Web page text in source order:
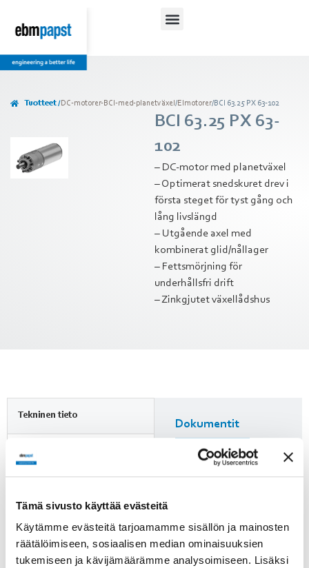
Tämä sivusto käyttää evästeitä
Käytämme evästeitä tarjoamamme sisällön ja mainosten
räätälöimiseen, sosiaalisen median ominaisuuksien
tukemiseen ja kävijämäärämme analysoimiseen. Lisäksi
Tuotteet /DC-motorer-BCI-med-planetväxel /Elmotorer/BCI 63.25 PX 63-102
BCI 63.25 PX 63-
102
– DC-motor med planetväxel
– Optimerat snedskuret drev i
första steget för tyst gång och
lång livslängd
– Utgående axel med
kombinerat glid/nållager
– Fettsmörjning för
underhållsfri drift
– Zinkgjutet växellådshus
Tekninen tieto
Jännite
24 VDC
1.6 A
Kierrosluku
31 min-1
Dokumentit
Mittapiirros
Huomioi ErP-direktiivi!
ErP-direktiivi ei koske alle